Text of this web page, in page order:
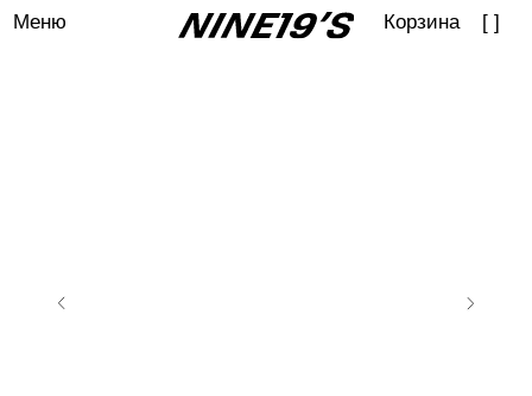
Корзина
Меню [ ]